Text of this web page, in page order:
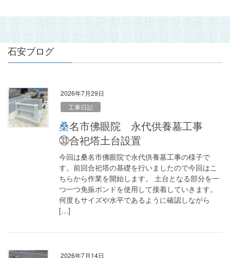
石安ブログ
2026年7月29日
工事日記
桑名市佛眼院 永代供養墓工事
㉝合祀塔土台設置
今回は桑名市佛眼院で永代供養墓工事の様子で
す。前回合祀塔の基礎を行いましたので今回はこ
ちらから作業を開始します。 土台となる部分を一
つ一つ免振ボンドを使用して接着していきます。
何度もサイズや水平であるように確認しながら
[…]
2026年7月14日